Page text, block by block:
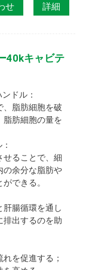
せ 詳細
40kキャビテ
ドル：
、脂肪細胞を破
脂肪細胞の量を
せることで、細
の余分な脂肪や
できる。
肝腸循環を通し
排出するのを助
を促進する；